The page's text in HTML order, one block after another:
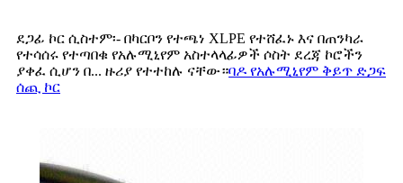
ደጋፊ ኮር ሲስተም፡- በካርቦን የተጫነ XLPE የተሸፈኑ እና በጠንካራ
የተሳሰሩ የተጣበቁ የአሉሚኒየም አስተላላፊዎች ሶስት ደረጃ ኮሮችን
ያቀፈ ሲሆን በ... ዙሪያ የተተከሉ ናቸው።ባዶ የአሉሚኒየም ቅይጥ ድጋፍ
ሰጪ ኮር